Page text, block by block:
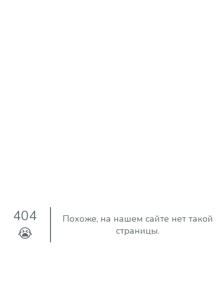
404
😭
Похоже, на нашем сайте нет такой
страницы.